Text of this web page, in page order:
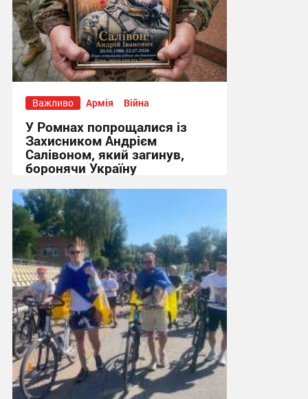
Важливо Армія Війна
У Ромнах попрощалися із
Захисником Андрієм
Салівоном, який загинув,
боронячи Україну
13:36, 28.07.2026